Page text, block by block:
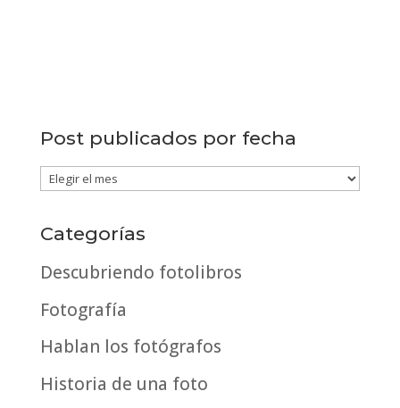
Post publicados por fecha
Post
por
fecha
Categorías
Descubriendo fotolibros
Fotografía
Hablan los fotógrafos
Historia de una foto